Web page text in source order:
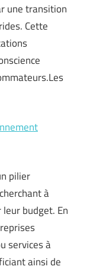
une transition
Cette
pilier
à
budget. En
services à
ainsi de